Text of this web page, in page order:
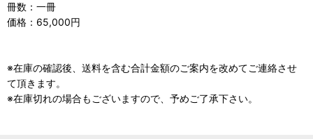
冊数：一冊
価格：65,000円
※在庫の確認後、送料を含む合計金額のご案内を改めてご連絡させ
て頂きます。
※在庫切れの場合もございますので、予めご了承下さい。